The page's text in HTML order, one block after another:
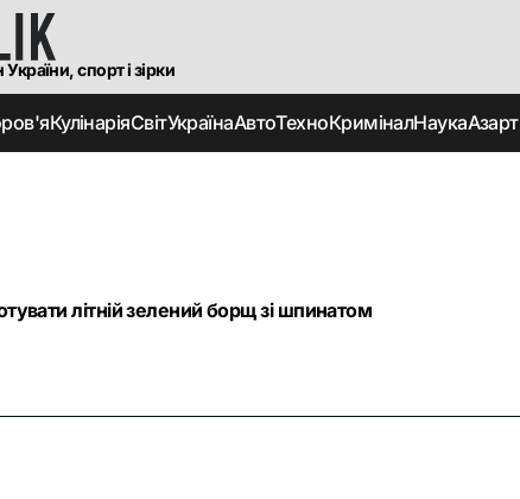
спорт і зірки
КулінаріяСвітУкраїнаАвтоТехноКриміналНаукаАзарт
літній зелений борщ зі шпинатом